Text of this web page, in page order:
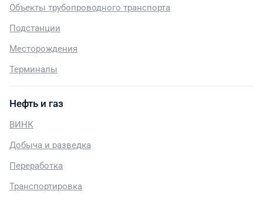
Объекты трубопроводного транспорта
Подстанции
Месторождения
Терминалы
Нефть и газ
ВИНК
Добыча и разведка
Переработка
Транспортировка